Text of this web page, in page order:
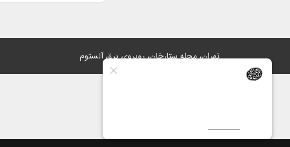
تهران، محله ستارخان، روبروی برق آلستوم